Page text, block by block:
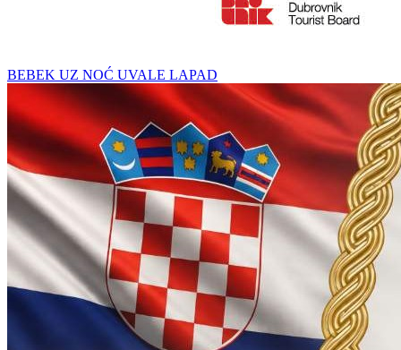
BEBEK UZ NOĆ UVALE LAPAD